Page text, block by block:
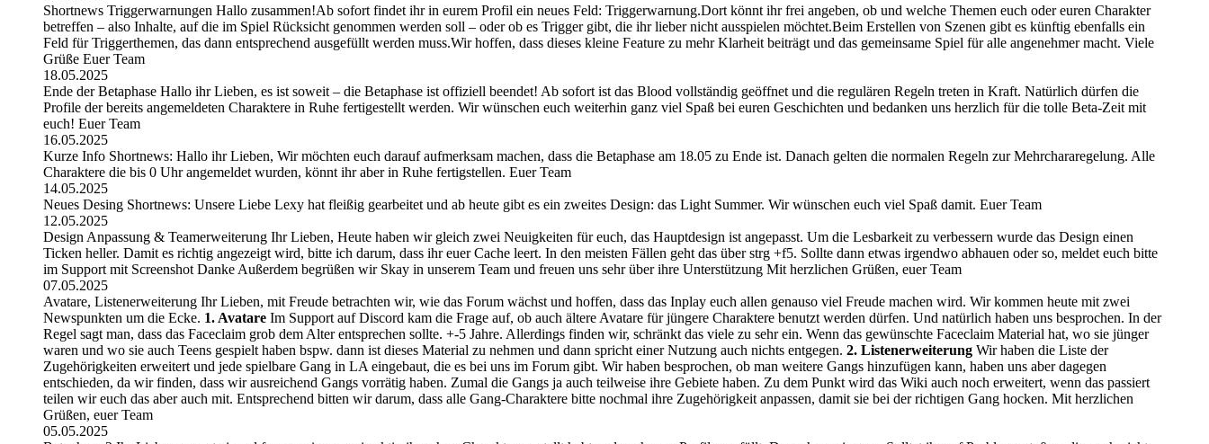
Shortnews Triggerwarnungen Hallo zusammen!Ab sofort findet ihr in eurem Profil ein neues Feld: Triggerwarnung.Dort könnt ihr frei angeben, ob und welche Themen euch oder euren Charakter
betreffen – also Inhalte, auf die im Spiel Rücksicht genommen werden soll – oder ob es Trigger gibt, die ihr lieber nicht ausspielen möchtet.Beim Erstellen von Szenen gibt es künftig ebenfalls ein
Feld für Triggerthemen, das dann entsprechend ausgefüllt werden muss.Wir hoffen, dass dieses kleine Feature zu mehr Klarheit beiträgt und das gemeinsame Spiel für alle angenehmer macht. Viele
Grüße Euer Team
18.05.2025
Ende der Betaphase Hallo ihr Lieben, es ist soweit – die Betaphase ist offiziell beendet! Ab sofort ist das Blood vollständig geöffnet und die regulären Regeln treten in Kraft. Natürlich dürfen die
Profile der bereits angemeldeten Charaktere in Ruhe fertigestellt werden. Wir wünschen euch weiterhin ganz viel Spaß bei euren Geschichten und bedanken uns herzlich für die tolle Beta-Zeit mit
euch! Euer Team
16.05.2025
Kurze Info Shortnews: Hallo ihr Lieben, Wir möchten euch darauf aufmerksam machen, dass die Betaphase am 18.05 zu Ende ist. Danach gelten die normalen Regeln zur Mehrchararegelung. Alle
Charaktere die bis 0 Uhr angemeldet wurden, könnt ihr aber in Ruhe fertigstellen. Euer Team
14.05.2025
Neues Desing Shortnews: Unsere Liebe Lexy hat fleißig gearbeitet und ab heute gibt es ein zweites Design: das Light Summer. Wir wünschen euch viel Spaß damit. Euer Team
12.05.2025
Design Anpassung & Teamerweiterung Ihr Lieben, Heute haben wir gleich zwei Neuigkeiten für euch, das Hauptdesign ist angepasst. Um die Lesbarkeit zu verbessern wurde das Design einen
Ticken heller. Damit es richtig angezeigt wird, bitte ich darum, dass ihr euer Cache leert. In den meisten Fällen geht das über strg +f5. Sollte dann etwas irgendwo abhauen oder so, meldet euch bitte
im Support mit Screenshot Danke Außerdem begrüßen wir Skay in unserem Team und freuen uns sehr über ihre Unterstützung Mit herzlichen Grüßen, euer Team
07.05.2025
Avatare, Listenerweiterung Ihr Lieben, mit Freude betrachten wir, wie das Forum wächst und hoffen, dass das Inplay euch allen genauso viel Freude machen wird. Wir kommen heute mit zwei
Newspunkten um die Ecke. 1. Avatare Im Support auf Discord kam die Frage auf, ob auch ältere Avatare für jüngere Charaktere benutzt werden dürfen. Und natürlich haben uns besprochen. In der
Regel sagt man, dass das Faceclaim grob dem Alter entsprechen sollte. +-5 Jahre. Allerdings finden wir, schränkt das viele zu sehr ein. Wenn das gewünschte Faceclaim Material hat, wo sie jünger
waren und wo sie auch Teens gespielt haben bspw. dann ist dieses Material zu nehmen und dann spricht einer Nutzung auch nichts entgegen. 2. Listenerweiterung Wir haben die Liste der
Zugehörigkeiten erweitert und jede spielbare Gang in LA eingebaut, die es bei uns im Forum gibt. Wir haben besprochen, ob man weitere Gangs hinzufügen kann, haben uns aber dagegen
entschieden, da wir finden, dass wir ausreichend Gangs vorrätig haben. Zumal die Gangs ja auch teilweise ihre Gebiete haben. Zu dem Punkt wird das Wiki auch noch erweitert, wenn das passiert
teilen wir euch das aber auch mit. Entsprechend bitten wir darum, dass alle Gang-Charaktere bitte nochmal ihre Zugehörigkeit anpassen, damit sie bei der richtigen Gang hocken. Mit herzlichen
Grüßen, euer Team
05.05.2025